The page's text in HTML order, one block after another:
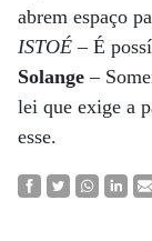
abrem espaço
ISTOÉ– É
Solange–
lei que exige a
esse.